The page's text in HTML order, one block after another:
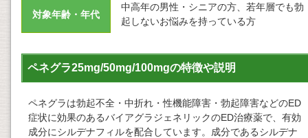
対象年齢・年代
中高年の男性・シニアの方、若年層でも勃
起しないお悩みを持っている方
ペネグラ25mg/50mg/100mgの特徴や説明
ペネグラは勃起不全・中折れ・性機能障害・勃起障害などのED
症状に効果のあるバイアグラジェネリックのED治療薬で、有効
成分にシルデナフィルを配合しています。成分であるシルデナ